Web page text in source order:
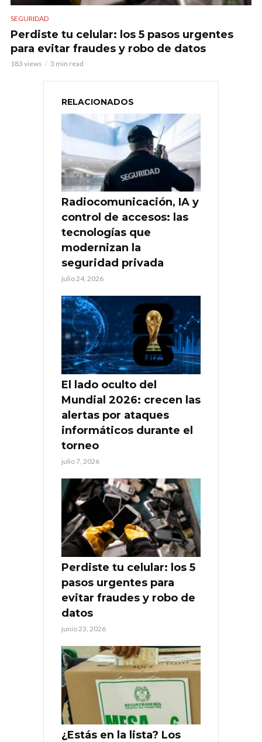
SEGURIDAD
Perdiste tu celular: los 5 pasos urgentes
para evitar fraudes y robo de datos
183 views 3 min read
RELACIONADOS
Radiocomunicación, IA y
control de accesos: las
tecnologías que
modernizan la
seguridad privada
julio 24, 2026
El lado oculto del
Mundial 2026: crecen las
alertas por ataques
informáticos durante el
torneo
julio 7, 2026
Perdiste tu celular: los 5
pasos urgentes para
evitar fraudes y robo de
datos
junio 23, 2026
¿Estás en la lista? Los